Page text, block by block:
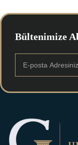
Bültenimize